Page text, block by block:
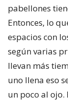
pabellones
Entonces, lo
espacios con
según varias
llevan más
uno llena eso
un poco al ojo.